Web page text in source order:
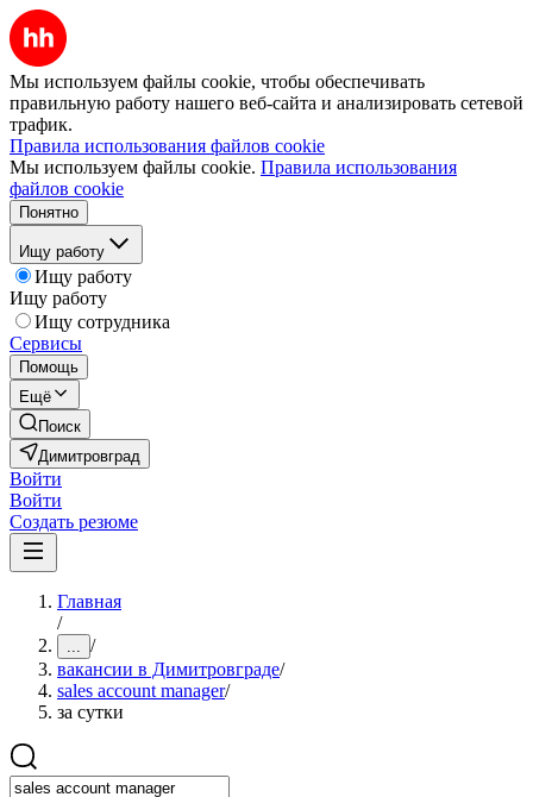
Мы используем файлы cookie, чтобы обеспечивать
правильную работу нашего веб-сайта и анализировать сетевой
трафик.
Правила использования файлов cookie
Мы используем файлы cookie. Правила использования
файлов cookie
Понятно
Ищу работу
Ищу работу
Ищу работу
Ищу сотрудника
Сервисы
Помощь
Ещё
Поиск
Димитровград
Войти
Войти
Создать резюме
Главная
/
... /
вакансии в Димитровграде/
sales account manager/
за сутки